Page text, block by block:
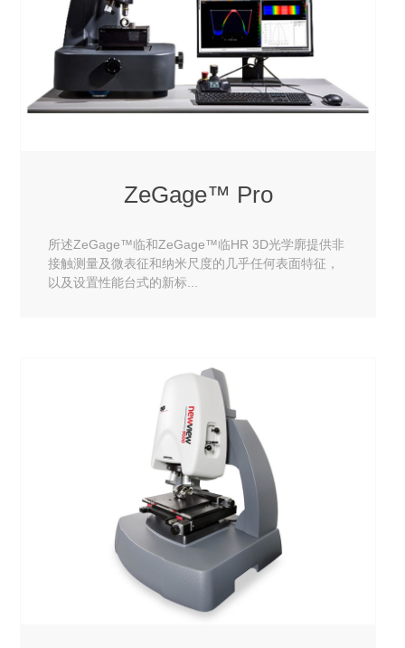
ZeGage™ Pro
所述ZeGage™临和ZeGage™临HR 3D光学廓提供非
接触测量及微表征和纳米尺度的几乎任何表面特征，
以及设置性能台式的新标...